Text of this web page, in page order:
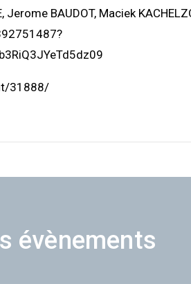
Jerome BAUDOT, Maciek
31888/
évènements